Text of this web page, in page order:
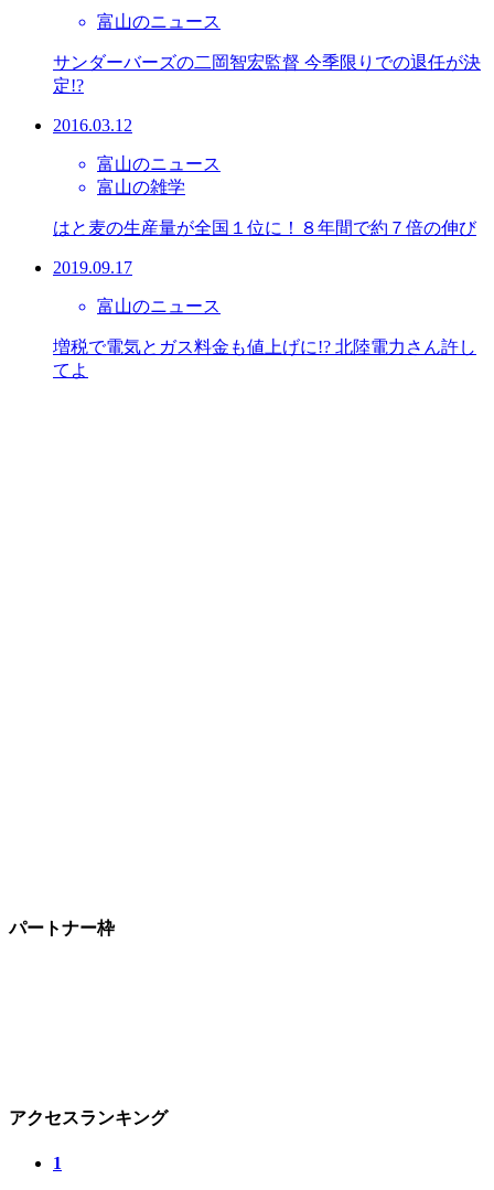
富山のニュース
サンダーバーズの二岡智宏監督 今季限りでの退任が決
定!?
2016.03.12
富山のニュース
富山の雑学
はと麦の生産量が全国１位に！８年間で約７倍の伸び
2019.09.17
富山のニュース
増税で電気とガス料金も値上げに!? 北陸電力さん許し
てよ
パートナー枠
アクセスランキング
1